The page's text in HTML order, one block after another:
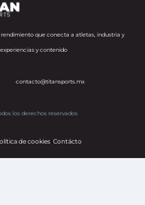
que conecta a atletas, industria y
y contenido
contacto@titansports.mx
los derechos reservados
de cookiess Contácto